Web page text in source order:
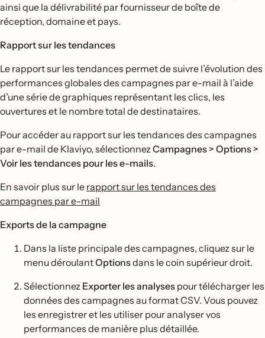
ainsi que la délivrabilité par fournisseur de boîte de
réception, domaine et pays.
Rapport sur les tendances
Le rapport sur les tendances permet de suivre l’évolution des
performances globales des campagnes par e-mail à l’aide
d’une série de graphiques représentant les clics, les
ouvertures et le nombre total de destinataires.
Pour accéder au rapport sur les tendances des campagnes
par e-mail de Klaviyo, sélectionnezCampagnes > Options >
Voir les tendances pour les e-mails.
En savoir plus sur le rapport sur les tendances des
campagnes par e-mail
Exports de la campagne
Dans la liste principale des campagnes, cliquez sur le
menu déroulantOptionsdans le coin supérieur droit.
Sélectionnez Exporter les analyses pour télécharger les
données des campagnes au format CSV. Vous pouvez
les enregistrer et les utiliser pour analyser vos
performances de manière plus détaillée.